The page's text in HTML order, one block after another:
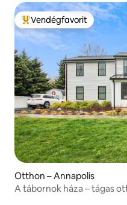
Kiemelt vendégfavorit
Vendégfavorit
Otthon – Annapolis
A tábornok háza – tágas